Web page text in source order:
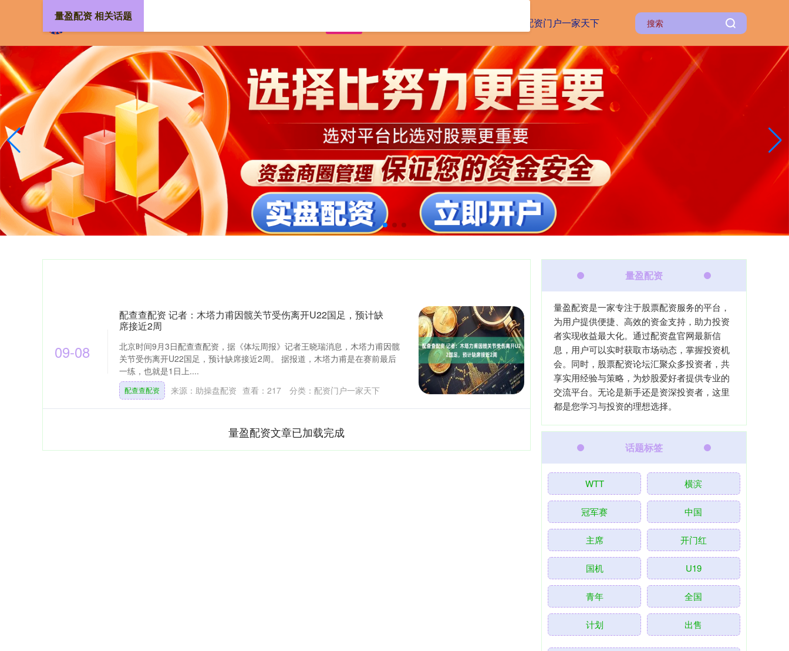
配资门户一家天下
量盈配资 相关话题
09-08
配查查配资 记者：木塔力甫因髋关节受伤离开U22国足，预计缺
席接近2周
北京时间9月3日配查查配资，据《体坛周报》记者王晓瑞消息，木塔力甫因髋
关节受伤离开U22国足，预计缺席接近2周。 据报道，木塔力甫是在赛前最后
一练，也就是1日上....
配查查配资 来源：助操盘配资 查看： 217 分类： 配资门户一家天下
量盈配资文章已加载完成
量盈配资
量盈配资是一家专注于股票配资服务的平台，
为用户提供便捷、高效的资金支持，助力投资
者实现收益最大化。通过配资盘官网最新信
息，用户可以实时获取市场动态，掌握投资机
会。同时，股票配资论坛汇聚众多投资者，共
享实用经验与策略，为炒股爱好者提供专业的
交流平台。无论是新手还是资深投资者，这里
都是您学习与投资的理想选择。
话题标签
WTT 横滨
冠军赛 中国
主席 开门红
国机 U19
青年 全国
计划 出售